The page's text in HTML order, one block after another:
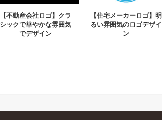
【不動産会社ロゴ】クラ
シックで華やかな雰囲気
でデザイン
【住宅メーカーロゴ】明
るい雰囲気のロゴデザイ
ン